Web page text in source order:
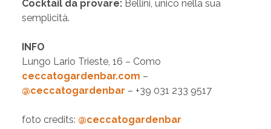
Cocktail da provare:Bellini, unico nella sua
semplicità.
INFO
Lungo Lario Trieste, 16 – Como
ceccatogardenbar.com –
@ceccatogardenbar – +39 031 233 9517
foto credits: @ceccatogardenbar